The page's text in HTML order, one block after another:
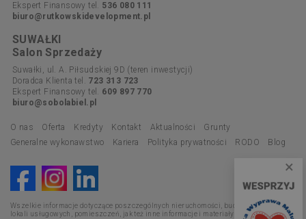
×
Ekspert Finansowy tel. 536 080 111
biuro@rutkowskidevelopment.pl
SUWAŁKI
Salon Sprzedaży
Suwałki, ul. A. Piłsudskiej 9D (teren inwestycji)
Doradca Klienta tel. 723 313 723
Ekspert Finansowy tel. 609 897 770
biuro@sobolabiel.pl
O nas Oferta Kredyty Kontakt Aktualności
Grunty
Generalne wykonawstwo
Kariera Polityka prywatności RODO Blog
Wszelkie informacje dotyczące poszczególnych nieruchomości, budynków, mieszkań,
lokali usługowych, pomieszczeń, jak też inne informacje i materiały promocyjne